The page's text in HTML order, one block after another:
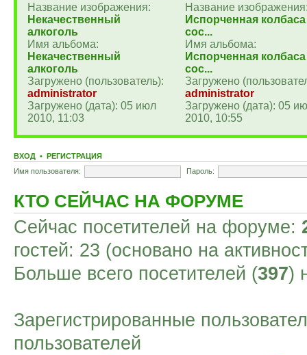
Название изображения:
Некачественный
алкоголь
Имя альбома:
Некачественный
алкоголь
Загружено (пользователь):
administrator
Загружено (дата): 05 июл
2010, 11:03
Название
Испорченная
сос...
Имя альбома:
Испорченная
сос...
Загружено
administrator
Загружено (дата): 05
2010, 10:55
ВХОД • РЕГИСТРАЦИЯ
Имя пользователя:
Пароль:
КТО СЕЙЧАС НА ФОРУМЕ
Сейчас посетителей на форуме:
гостей: 23 (основано на
Больше всего посетителей (397)
Зарегистрированные
пользователей